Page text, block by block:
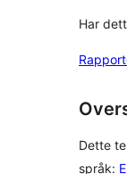
Har
Dette
språk: